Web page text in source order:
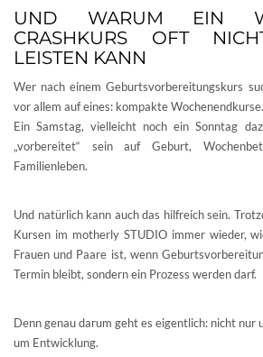
UND WARUM EIN
CRASHKURS OFT
LEISTEN KANN
Wer nach einem Geburtsvorbereitungskurs
vor allem auf eines: kompakte Wochenendkurse.
Ein Samstag, vielleicht noch ein Sonntag
„vorbereitet“ sein auf Geburt,
Familienleben.
Und natürlich kann auch das hilfreich sein.
Kursen im motherly STUDIO immer wieder,
Frauen und Paare ist, wenn
Termin bleibt, sondern ein Prozess werden darf.
Denn genau darum geht es eigentlich: nicht nur
um Entwicklung.